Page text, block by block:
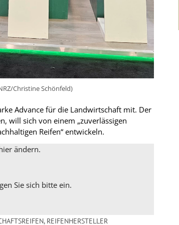
Christine Schönfeld)
Advance für die Landwirtschaft mit. Der
will sich von einem „zuverlässigen
Reifen“ entwickeln.
ändern.
Sie sich bitte ein.
, REIFENHERSTELLER